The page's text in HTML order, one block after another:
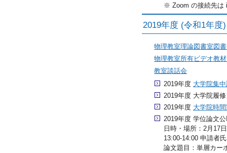
※ Zoom の接続先は
2019年度 (令和1年
物理教室理論図書室図
物理教室所有ビデオ教
教室談話会
2019年度 大学院集
2019年度 大学院履
2019年度 大学院時
2019年度 学位論文
日時・場所：2月17
13:00-14:00 申請者
論文題目：単層カー